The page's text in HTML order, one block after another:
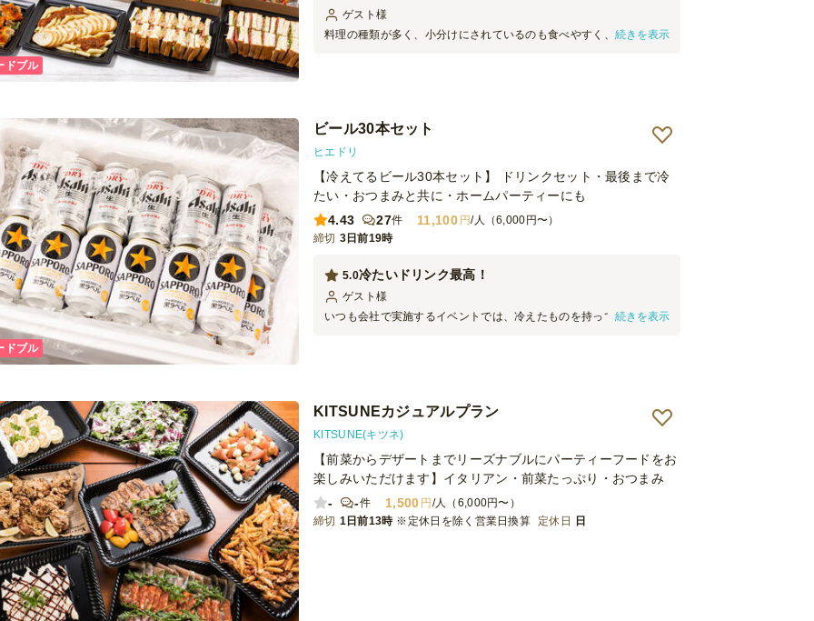
ゲスト 様
料理の種類が多く、小分けにされているのも食べやすく、見栄えも
続きを表示
ドブル
ビール30本セット
ヒエドリ
【冷えてるビール30本セット】 ドリンクセット・最後まで冷
たい・おつまみと共に・ホームパーティーにも
4.43
27件 11,100 円/人（6,000円〜）
締切 3日前19時
冷たいドリンク最高！
5.0
ゲスト 様
いつも会社で実施するイベントでは、冷えたものを持ってきていた
続きを表示
ドブル
KITSUNEカジュアルプラン
KITSUNE(キツネ)
【前菜からデザートまでリーズナブルにパーティーフードをお
楽しみいただけます】イタリアン・前菜たっぷり・おつまみ
-
-件 1,500 円/人（6,000円〜）
締切 1日前13時 ※定休日を除く営業日換算 定休日 日